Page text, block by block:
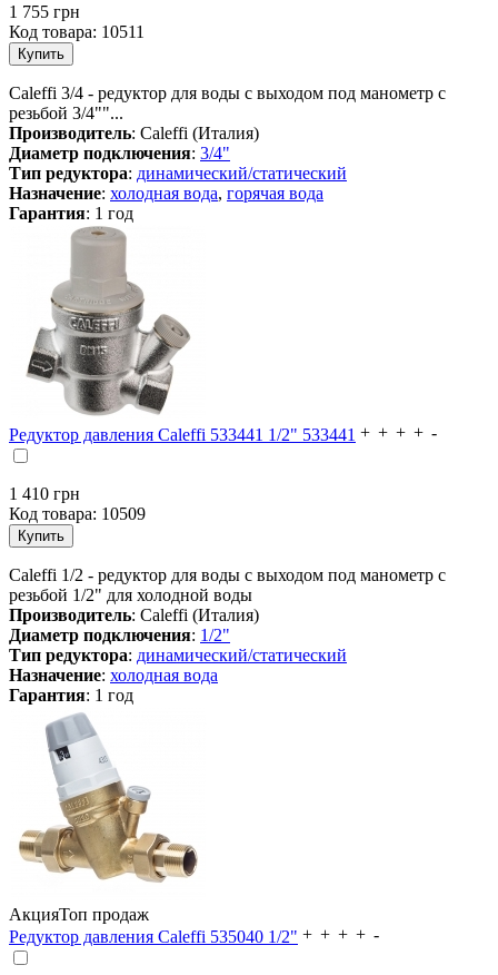
1 755 грн
Код товара: 10511
Caleffi 3/4 - редуктор для воды с выходом под манометр с
резьбой 3/4""...
Производитель: Caleffi (Италия)
Диаметр подключения: 3/4"
Тип редуктора: динамический/статический
Назначение: холодная вода, горячая вода
Гарантия: 1 год
Редуктор давления Caleffi 533441 1/2" 533441
1 410 грн
Код товара: 10509
Caleffi 1/2 - редуктор для воды с выходом под манометр с
резьбой 1/2" для холодной воды
Производитель: Caleffi (Италия)
Диаметр подключения: 1/2"
Тип редуктора: динамический/статический
Назначение: холодная вода
Гарантия: 1 год
АкцияТоп продаж
Редуктор давления Caleffi 535040 1/2"